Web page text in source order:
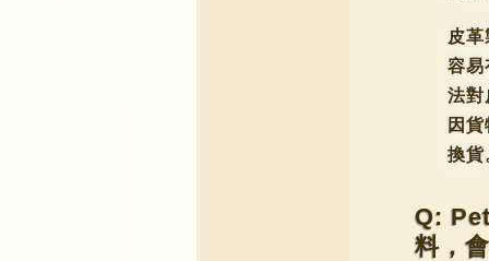
皮
容易
法對
因
換貨
Q:
料，